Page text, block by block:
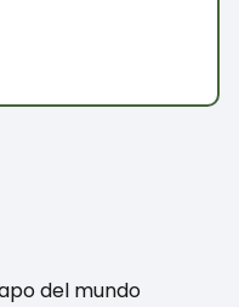
del mundo